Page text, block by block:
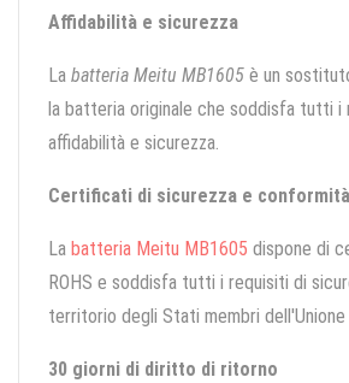
Affidabilità e sicurezza
La batteria Meitu MB1605 è un
la batteria originale che soddisfa tutti
affidabilità e sicurezza.
Certificati di sicurezza e conformità
La batteria Meitu MB1605 dispone di
ROHS e soddisfa tutti i requisiti di
territorio degli Stati membri dell'Unione
30 giorni di diritto di ritorno